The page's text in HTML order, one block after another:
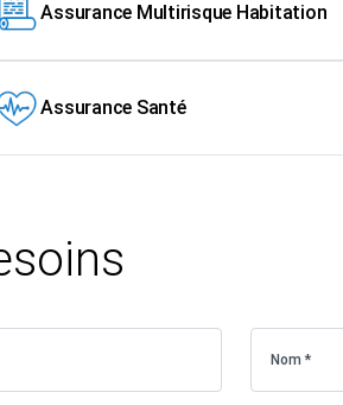
Assurance Multirisque Habitation
Assurance Santé